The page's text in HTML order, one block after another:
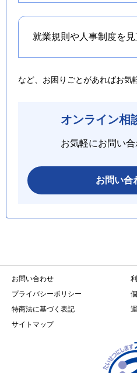
就業規則や人事制度を
など、お困りごとがあればお気
オンライン相
お気軽にお問い合
お問い合
お問い合わせ
プライバシーポリシー
特商法に基づく表記
サイトマップ